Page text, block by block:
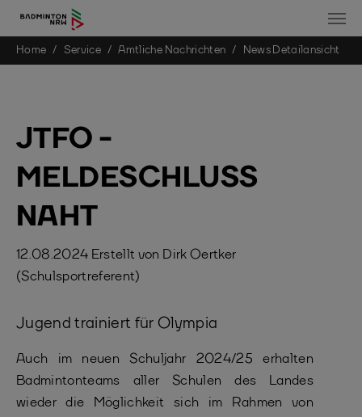
Skip to main content
You are here:
Home Service Amtliche Nachrichten News Detailansicht
JTFO -
MELDESCHLUSS
NAHT
12.08.2024 Erstellt von Dirk Oertker
(Schulsportreferent)
Jugend trainiert für Olympia
Auch im neuen Schuljahr 2024/25 erhalten
Badmintonteams aller Schulen des Landes
wieder die Möglichkeit sich im Rahmen von